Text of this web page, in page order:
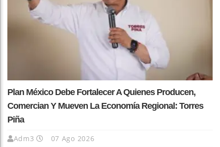
Plan México Debe Fortalecer A Quienes Producen,
Comercian Y Mueven La Economía Regional: Torres
Piña
Adm3 07 Ago 2026